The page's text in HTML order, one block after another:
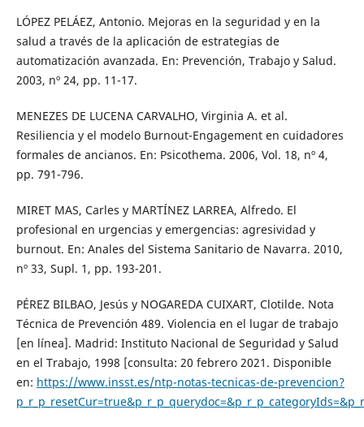
LÓPEZ PELÁEZ, Antonio. Mejoras en la seguridad y en la
salud a través de la aplicación de estrategias de
automatización avanzada. En: Prevención, Trabajo y Salud.
2003, nº 24, pp. 11-17.
MENEZES DE LUCENA CARVALHO, Virginia A. et al.
Resiliencia y el modelo Burnout-Engagement en cuidadores
formales de ancianos. En: Psicothema. 2006, Vol. 18, nº 4,
pp. 791-796.
MIRET MAS, Carles y MARTÍNEZ LARREA, Alfredo. El
profesional en urgencias y emergencias: agresividad y
burnout. En: Anales del Sistema Sanitario de Navarra. 2010,
nº 33, Supl. 1, pp. 193-201.
PÉREZ BILBAO, Jesús y NOGAREDA CUIXART, Clotilde. Nota
Técnica de Prevención 489. Violencia en el lugar de trabajo
[en línea]. Madrid: Instituto Nacional de Seguridad y Salud
en el Trabajo, 1998 [consulta: 20 febrero 2021. Disponible
en: https://www.insst.es/ntp-notas-tecnicas-de-prevencion?